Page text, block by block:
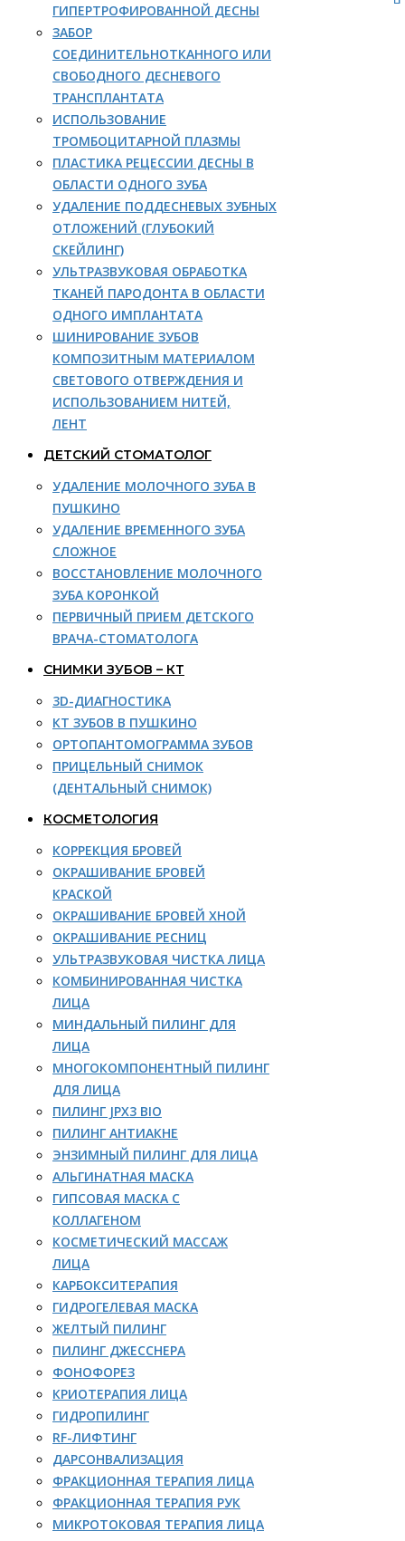
ГИПЕРТРОФИРОВАННОЙ ДЕСНЫ
ЗАБОР
СОЕДИНИТЕЛЬНОТКАННОГО ИЛИ
СВОБОДНОГО ДЕСНЕВОГО
ТРАНСПЛАНТАТА
ИСПОЛЬЗОВАНИЕ
ТРОМБОЦИТАРНОЙ ПЛАЗМЫ
ПЛАСТИКА РЕЦЕССИИ ДЕСНЫ В
ОБЛАСТИ ОДНОГО ЗУБА
УДАЛЕНИЕ ПОДДЕСНЕВЫХ ЗУБНЫХ
ОТЛОЖЕНИЙ (ГЛУБОКИЙ
СКЕЙЛИНГ)
УЛЬТРАЗВУКОВАЯ ОБРАБОТКА
ТКАНЕЙ ПАРОДОНТА В ОБЛАСТИ
ОДНОГО ИМПЛАНТАТА
ШИНИРОВАНИЕ ЗУБОВ
КОМПОЗИТНЫМ МАТЕРИАЛОМ
СВЕТОВОГО ОТВЕРЖДЕНИЯ И
ИСПОЛЬЗОВАНИЕМ НИТЕЙ,
ЛЕНТ
ДЕТСКИЙ СТОМАТОЛОГ
УДАЛЕНИЕ МОЛОЧНОГО ЗУБА В
ПУШКИНО
УДАЛЕНИЕ ВРЕМЕННОГО ЗУБА
СЛОЖНОЕ
ВОССТАНОВЛЕНИЕ МОЛОЧНОГО
ЗУБА КОРОНКОЙ
ПЕРВИЧНЫЙ ПРИЕМ ДЕТСКОГО
ВРАЧА-СТОМАТОЛОГА
СНИМКИ ЗУБОВ – КТ
3D-ДИАГНОСТИКА
КТ ЗУБОВ В ПУШКИНО
ОРТОПАНТОМОГРАММА ЗУБОВ
ПРИЦЕЛЬНЫЙ СНИМОК
(ДЕНТАЛЬНЫЙ СНИМОК)
КОСМЕТОЛОГИЯ
КОРРЕКЦИЯ БРОВЕЙ
ОКРАШИВАНИЕ БРОВЕЙ
КРАСКОЙ
ОКРАШИВАНИЕ БРОВЕЙ ХНОЙ
ОКРАШИВАНИЕ РЕСНИЦ
УЛЬТРАЗВУКОВАЯ ЧИСТКА ЛИЦА
КОМБИНИРОВАННАЯ ЧИСТКА
ЛИЦА
МИНДАЛЬНЫЙ ПИЛИНГ ДЛЯ
ЛИЦА
МНОГОКОМПОНЕНТНЫЙ ПИЛИНГ
ДЛЯ ЛИЦА
ПИЛИНГ JPX3 BIO
ПИЛИНГ АНТИАКНЕ
ЭНЗИМНЫЙ ПИЛИНГ ДЛЯ ЛИЦА
АЛЬГИНАТНАЯ МАСКА
ГИПСОВАЯ МАСКА С
КОЛЛАГЕНОМ
КОСМЕТИЧЕСКИЙ МАССАЖ
ЛИЦА
КАРБОКСИТЕРАПИЯ
ГИДРОГЕЛЕВАЯ МАСКА
ЖЕЛТЫЙ ПИЛИНГ
ПИЛИНГ ДЖЕССНЕРА
ФОНОФОРЕЗ
КРИОТЕРАПИЯ ЛИЦА
ГИДРОПИЛИНГ
RF-ЛИФТИНГ
ДАРСОНВАЛИЗАЦИЯ
ФРАКЦИОННАЯ ТЕРАПИЯ ЛИЦА
ФРАКЦИОННАЯ ТЕРАПИЯ РУК
МИКРОТОКОВАЯ ТЕРАПИЯ ЛИЦА